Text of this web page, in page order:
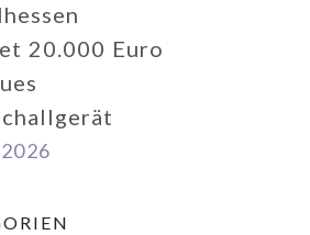
20.000 Euro